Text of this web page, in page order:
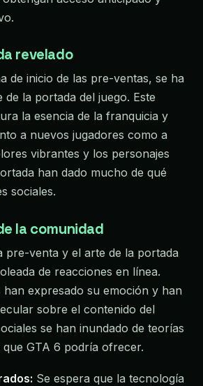
revelado
de inicio de las pre-ventas, se ha
de la portada del juego. Este
la esencia de la franquicia y
a nuevos jugadores como a
vibrantes y los personajes
han dado mucho de qué
sociales.
la comunidad
pre-venta y el arte de la portada
de reacciones en línea.
expresado su emoción y han
sobre el contenido del
se han inundado de teorías
GTA 6 podría ofrecer.
Se espera que la tecnología